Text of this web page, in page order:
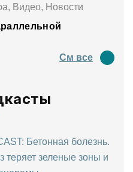
Видео, Новости
См все